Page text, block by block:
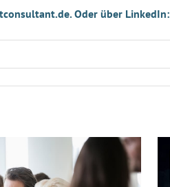
Oder über LinkedIn: